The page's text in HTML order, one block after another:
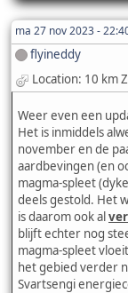
ma 27 nov 2023 -
flyineddy
Location: 10 km
Weer even een
Het is inmiddels
november en de
aardbevingen (en
magma-spleet
deels gestold. Het
is daarom ook al
blijft echter nog
magma-spleet
het gebied verder
Svartsengi